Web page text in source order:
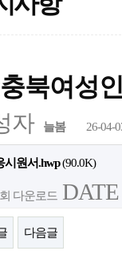
북여성
자 늘봄 26-04-
시원서.hwp(90.0K)
다운로드
다음글